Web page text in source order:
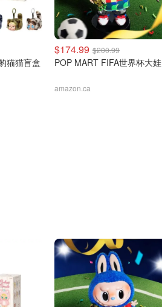
猫猫盲盒
$174.99 $200.99
POP MART FIFA世界杯大娃
amazon.ca